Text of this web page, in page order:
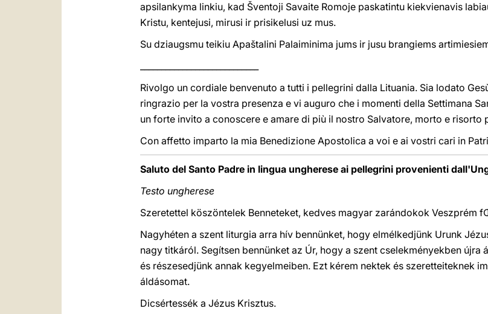
apsilankyma linkiu, kad Šventoji Savaite Romoje paskatintu kiekvienavis
Kristu, kentejusi, mirusi ir prisikelusi uz mus.
Su dziaugsmu teikiu Apaštalini Palaiminima jums ir jusu brangiems
Rivolgo un cordiale benvenuto a tutti i pellegrini dalla Lituania. Sia lodato
ringrazio per la vostra presenza e vi auguro che i momenti della Settimana
un forte invito a conoscere e amare di più il nostro Salvatore, morto e risorto
Con affetto imparto la mia Benedizione Apostolica a voi e ai vostri cari in
Saluto del Santo Padre in lingua ungherese ai pellegrini provenienti
Testo ungherese
Szeretettel köszöntelek Benneteket, kedves magyar zarándokok
Nagyhéten a szent liturgia arra hív bennünket, hogy elmélkedjünk Urunk
nagy titkáról. Segítsen bennünket az Úr, hogy a szent cselekményekben újra
és részesedjünk annak kegyelmeiben. Ezt kérem nektek és szeretteiteknek
áldásomat.
Dicsértessék a Jézus Krisztus.